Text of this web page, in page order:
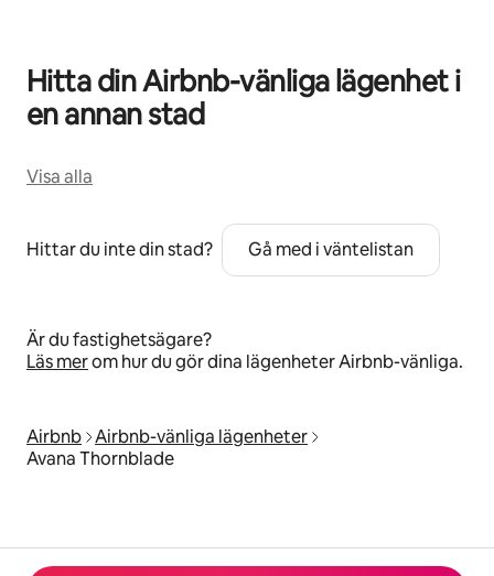
Hitta din Airbnb-vänliga lägenhet i
en annan stad
Visa alla
Hittar du inte din stad? Gå med i väntelistan
Är du fastighetsägare?
Läs merom hur du gör dina lägenheter Airbnb-vänliga.
Airbnb Airbnb-vänliga lägenheter
Avana Thornblade